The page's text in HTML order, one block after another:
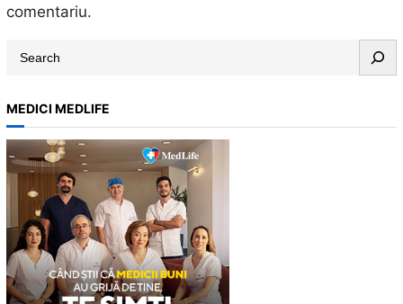
comentariu.
a
r
c
h
MEDICI MEDLIFE